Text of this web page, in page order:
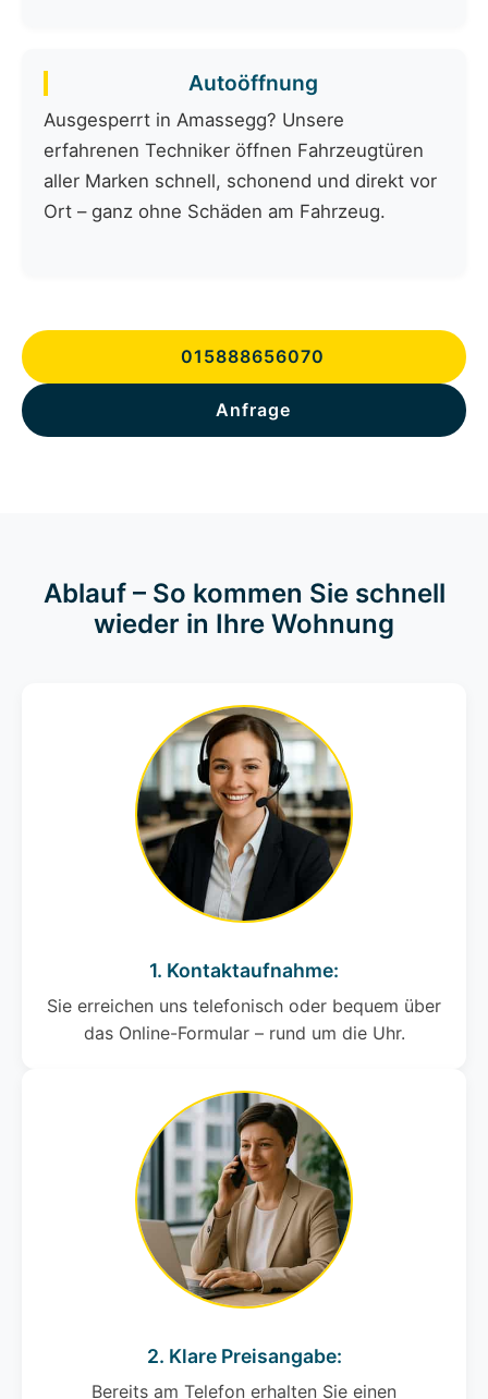
Autoöffnung
Ausgesperrt in Amassegg? Unsere
erfahrenen Techniker öffnen Fahrzeugtüren
aller Marken schnell, schonend und direkt vor
Ort – ganz ohne Schäden am Fahrzeug.
015888656070
Anfrage
Ablauf – So kommen Sie schnell
wieder in Ihre Wohnung
1. Kontaktaufnahme:
Sie erreichen uns telefonisch oder bequem über
das Online-Formular – rund um die Uhr.
2. Klare Preisangabe:
Bereits am Telefon erhalten Sie einen